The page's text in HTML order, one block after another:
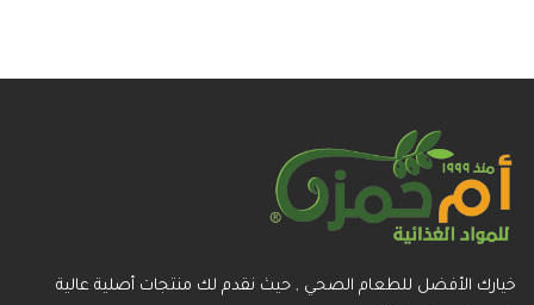
خيارك الأفضل للطعام الصحي , حيث نقدم لك منتجات أصلية عالية